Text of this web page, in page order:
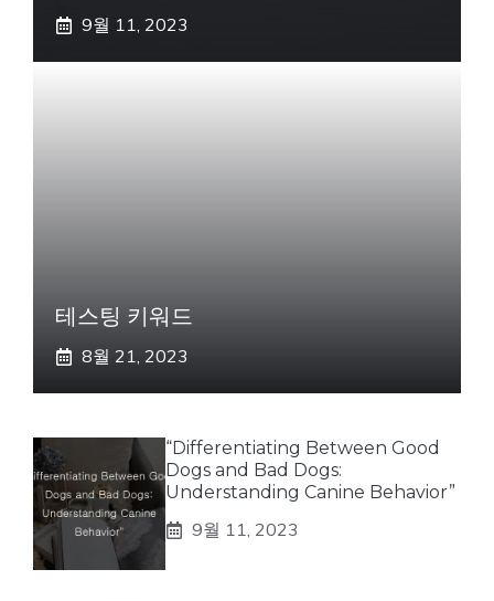
9월 11, 2023
테스팅 키워드
8월 21, 2023
“Differentiating Between Good
Dogs and Bad Dogs:
Understanding Canine Behavior”
9월 11, 2023